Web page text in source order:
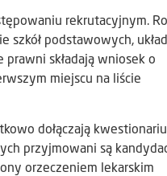
rekrutacyjnym.
podstawowych,
składają wniosek o
miejscu na liście
dołączają
przyjmowani są
orzeczeniem lekarskim